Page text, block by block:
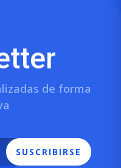
de forma
SUSCRIBIRSE